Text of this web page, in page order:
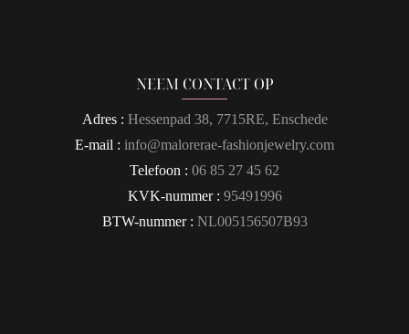
NEEM CONTACT OP
Adres : Hessenpad 38, 7715RE, Enschede
E-mail : info@malorerae-fashionjewelry.com
Telefoon : 06 85 27 45 62
KVK-nummer : 95491996
BTW-nummer : NL005156507B93